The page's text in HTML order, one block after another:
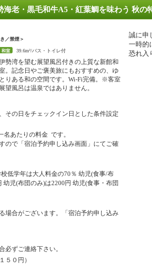
海老・黒毛和牛A5・紅葉鯛を味わう 秋の
／禁煙＞
和室 39.6m²/バス・トイレ付
勢湾を望む展望風呂付きの上質な新館和
。記念日やご褒美旅にもおすすめの、ゆ
とりある和の空間です。Wi-Fi完備。※客室
展望風呂は温泉ではありません。
その日をチェックイン日とした条件設定
名あたりの料金 です。
ので「宿泊予約申し込み画面」にてご確
低学年は大人料金の70％ 幼児(食事/布
幼児(布団のみ)は2200円 幼児(食事・布団
場合がございます。「宿泊予約申し込み
必ずご連絡下さい。
５０円）
誠に申
一時的
恐れ入